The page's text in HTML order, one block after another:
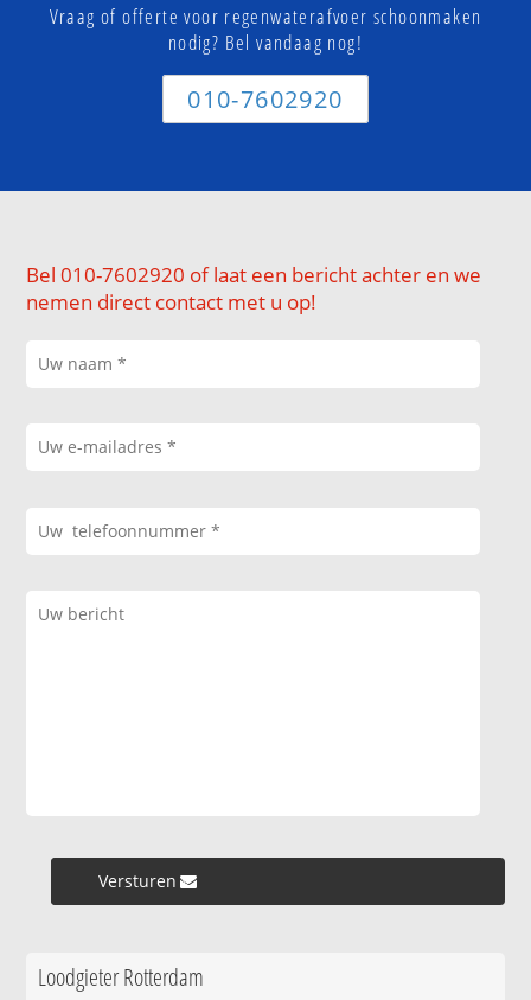
Vraag of offerte voor regenwaterafvoer schoonmaken
nodig? Bel vandaag nog!
010-7602920
Bel 010-7602920 of laat een bericht achter en we
nemen direct contact met u op!
Versturen »
Loodgieter Rotterdam